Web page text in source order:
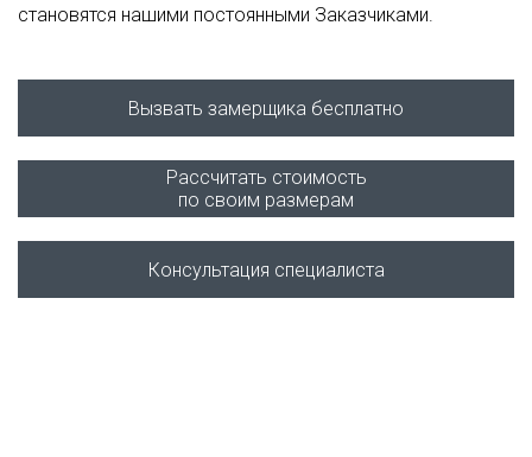
становятся нашими постоянными Заказчиками.
Вызвать замерщика бесплатно
Рассчитать стоимость
по своим размерам
Консультация специалиста